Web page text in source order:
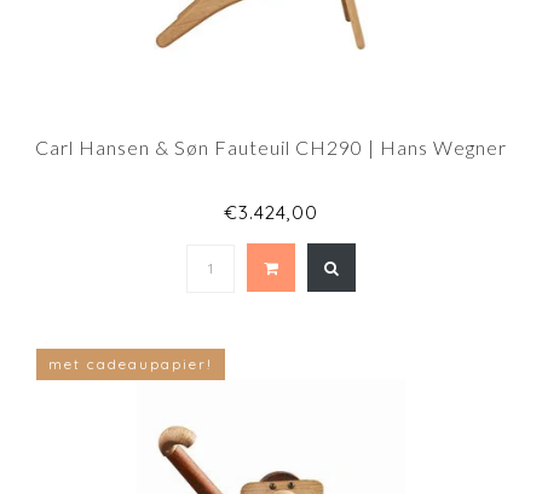
Carl Hansen & Søn Fauteuil CH290 | Hans Wegner
€3.424,00
met cadeaupapier!